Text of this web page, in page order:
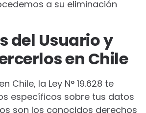
a su eliminación
del Usuario y
en Chile
Chile, la Ley N° 19.628 te
específicos sobre tus datos
son los conocidos derechos